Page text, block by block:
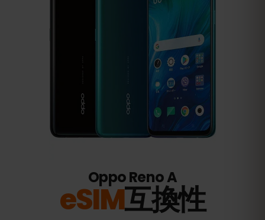
Oppo Reno A
eSIM互換性